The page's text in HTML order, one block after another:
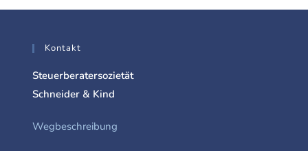
Kontakt
Steuerberatersozietät
Schneider & Kind
Wegbeschreibung